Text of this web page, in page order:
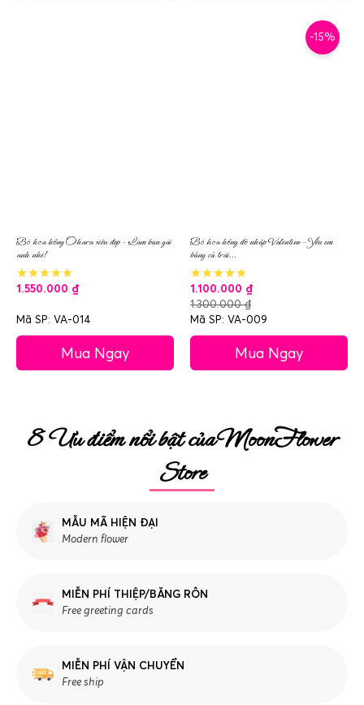
Bó hoa hồng Ohara siêu đẹp – Làm bạn gái
anh nhé!
1.550.000 ₫
Mã SP: VA-014
Mua Ngay
-15%
Bó hoa hồng đỏ nhập Valentine – Yêu em
bằng cả trái...
1.100.000 ₫
1.300.000₫
Mã SP: VA-009
Mua Ngay
8 Ưu điểm nổi bật của MoonFlower
Store
MẪU MÃ HIỆN ĐẠI
Modern flower
MIỄN PHÍ THIỆP/BĂNG RÔN
Free greeting cards
MIỄN PHÍ VẬN CHUYỂN
Free ship